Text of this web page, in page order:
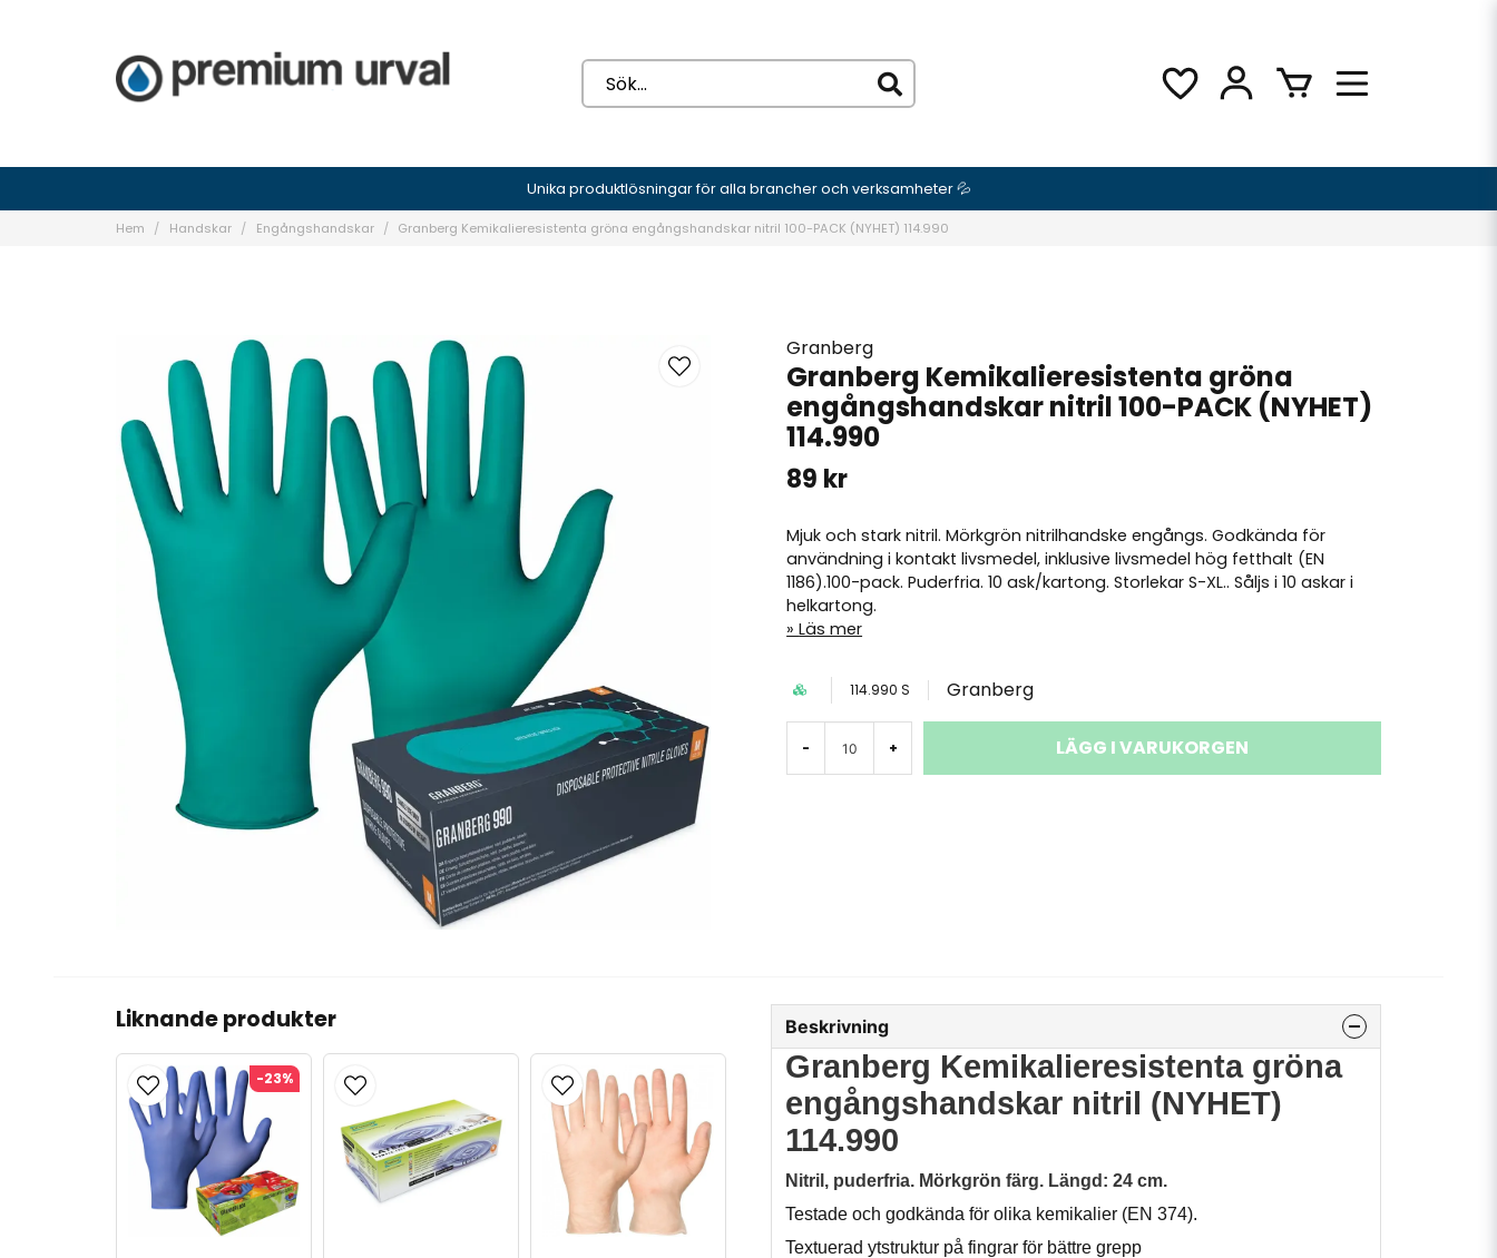
Unika produktlösningar för alla brancher och verksamheter 💦
Hem Handskar Engångshandskar Granberg Kemikalieresistenta gröna engångshandskar nitril 100-PACK (NYHET) 114.990
Granberg
Granberg Kemikalieresistenta gröna
engångshandskar nitril 100-PACK (NYHET)
114.990
89 kr
Mjuk och stark nitril. Mörkgrön nitrilhandske engångs. Godkända för
användning i kontakt livsmedel, inklusive livsmedel hög fetthalt (EN
1186).100-pack. Puderfria. 10 ask/kartong. Storlekar S-XL.. Såljs i 10 askar i
helkartong.
Läs mer
114.990 S Granberg
- + LÄGG I VARUKORGEN
Liknande produkter
-23%
Beskrivning
Granberg Kemikalieresistenta gröna
engångshandskar nitril (NYHET)
114.990
Nitril, puderfria. Mörkgrön färg. Längd: 24 cm.
Testade och godkända för olika kemikalier (EN 374).
Textuerad ytstruktur på fingrar för bättre grepp